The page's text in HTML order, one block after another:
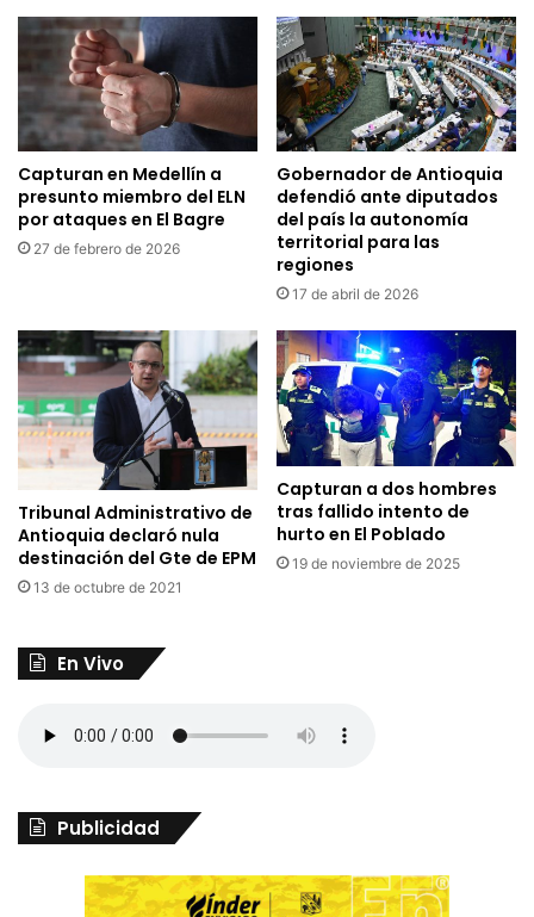
Capturan en Medellín a
presunto miembro del ELN
por ataques en El Bagre
27 de febrero de 2026
Gobernador de Antioquia
defendió ante diputados
del país la autonomía
territorial para las
regiones
17 de abril de 2026
Tribunal Administrativo de
Antioquia declaró nula
destinación del Gte de EPM
13 de octubre de 2021
Capturan a dos hombres
tras fallido intento de
hurto en El Poblado
19 de noviembre de 2025
En Vivo
Publicidad